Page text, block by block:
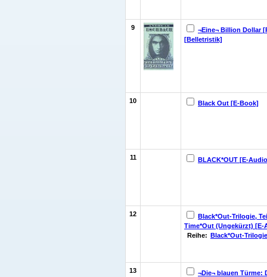
9
¬Eine¬ Billion Dollar
[Belletristik]
10 Black Out [E-Book]
11 BLACK*OUT [E-
12
Black*Out-Trilogie,
Time*Out (Ungekürzt) [E-
Reihe: Black*Out-Trilogie
13
¬Die¬ blauen Türme: